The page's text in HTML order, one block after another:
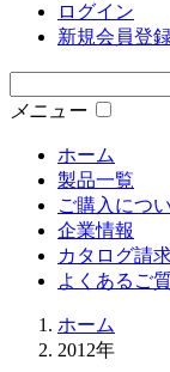
ログイン
新規会員登
メニュー
ホーム
製品一覧
ご購入につ
企業情報
カタログ請
よくあるご
ホーム
2012年